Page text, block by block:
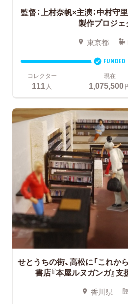
監督：上村奈帆×主演：中村守里
製作プロジェ
東京都
FUNDED
コレクター
111 人
現在
1,075,500
せとうちの街、高松に「これか
書店『本屋ルヌガンガ』支
香川県